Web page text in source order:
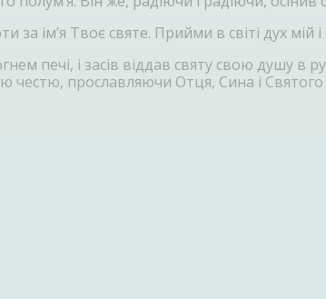
ім’я Твоє святе. Прийми в світі дух мій
печі, і засів віддав святу свою душу в
прославляючи Отця, Сина і Святого